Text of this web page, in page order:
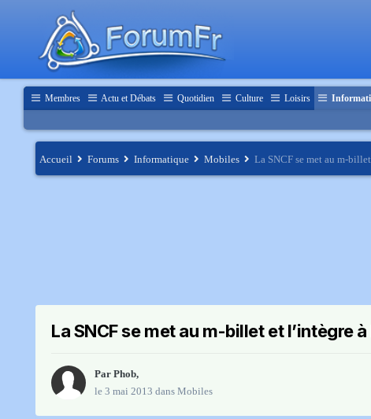
Membres Actu et Débats Quotidien Culture Loisirs
Accueil Forums Informatique Mobiles La SNCF se met au m-
La SNCF se met au m-billet et l’intègre
Par Phob,
le 3 mai 2013 dans Mobiles